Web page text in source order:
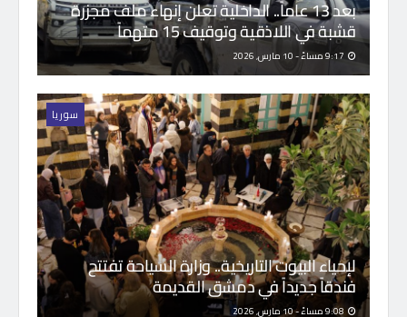
بعد 13 عاماً.. الداخلية تعلن إنهاء ملف مجزرة
قشبة في اللاذقية وتوقيف 15 متهماً
سوريا
لإحياء البيوت التاريخية.. وزارة السياحة تفتتح
فندقاً جديداً في دمشق القديمة